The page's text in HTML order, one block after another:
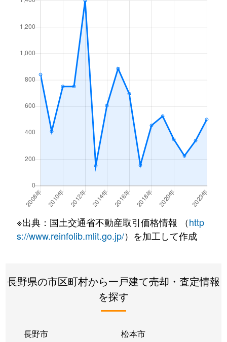
※出典：国土交通省不動産取引価格情報 （http
s://www.reinfolib.mlit.go.jp/）を加工して作成
長野県の市区町村から一戸建て売却・査定情報
を探す
長野市 松本市